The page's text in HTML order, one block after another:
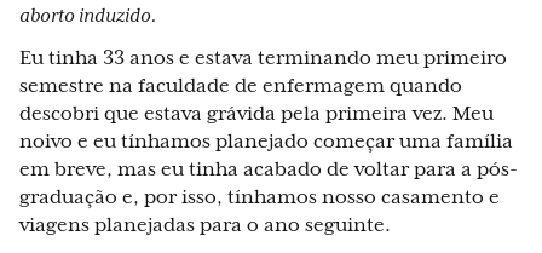
aborto induzido.
Eu tinha 33 anos e estava terminando meu primeiro
semestre na faculdade de enfermagem quando
descobri que estava grávida pela primeira vez. Meu
noivo e eu tínhamos planejado começar uma família
em breve, mas eu tinha acabado de voltar para a pós-
graduação e, por isso, tínhamos nosso casamento e
viagens planejadas para o ano seguinte.